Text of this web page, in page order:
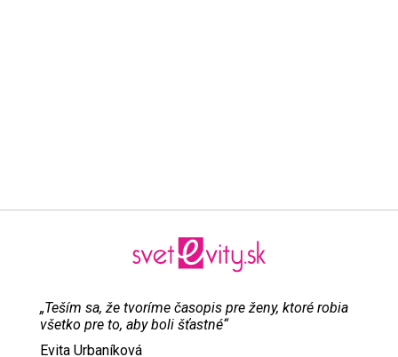
„Teším sa, že tvoríme časopis pre ženy, ktoré robia
všetko pre to, aby boli šťastné“
Evita Urbaníková